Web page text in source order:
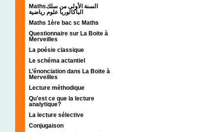
Mathsالسنة الأولى من سلك
الباكالوريا علوم رياضية
Maths 1ère bac sc Maths
Questionnaire sur La Boite à
Merveilles
La poésie classique
Le schéma actantiel
L’énonciation dans La Boite à
Merveilles
Lecture méthodique
Qu'est ce que la lecture
analytique?
La lecture sélective
Conjugaison